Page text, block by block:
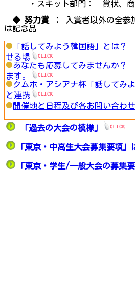
・スキット部門： 賞状、商
◆ 努力賞 ：
入賞者以外の全参
は記念品
「話してみよう韓国語」とは
せる場
あなたも応募してみませんか
ます。
クムホ・アシアナ杯「話してみ
と連携
開催地と日程及び各お問い合わ
「過去の大会の模様」
「東京・中高生大会募集要項
「東京・学生/一般大会の募集